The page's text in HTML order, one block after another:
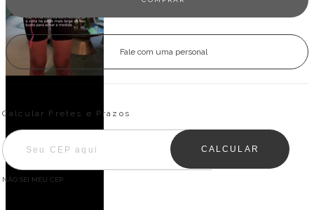
Fale com uma personal
Entregas para o CEP:
Calcular Fretes e Prazos
CALCULAR
NÃO SEI MEU CEP